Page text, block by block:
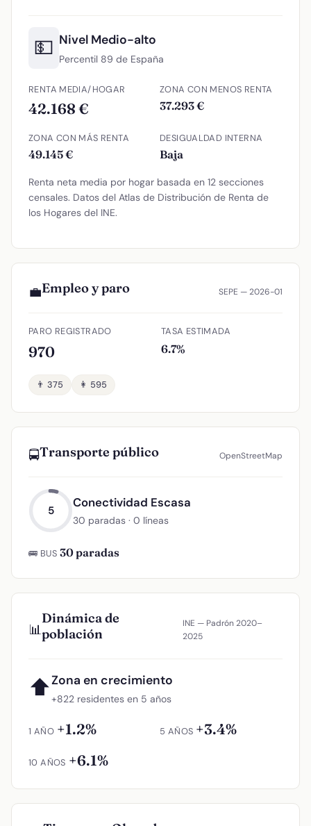
💵 Nivel Medio-alto
Percentil 89 de España
RENTA MEDIA/HOGAR
42.168 €
ZONA CON MENOS RENTA
37.293 €
ZONA CON MÁS RENTA
49.145 €
DESIGUALDAD INTERNA
Baja
Renta neta media por hogar basada en 12 secciones
censales. Datos del Atlas de Distribución de Renta de
los Hogares del INE.
💼Empleo y paro SEPE — 2026-01
PARO REGISTRADO
970
TASA ESTIMADA
6.7%
👨 375 👩 595
🚍Transporte público OpenStreetMap
5
Conectividad Escasa
30 paradas · 0 líneas
🚌 BUS 30 paradas
📊
Dinámica de
población
INE — Padrón 2020–
2025
⬆Zona en crecimiento
+822 residentes en 5 años
1 AÑO +1.2% 5 AÑOS +3.4%
10 AÑOS +6.1%